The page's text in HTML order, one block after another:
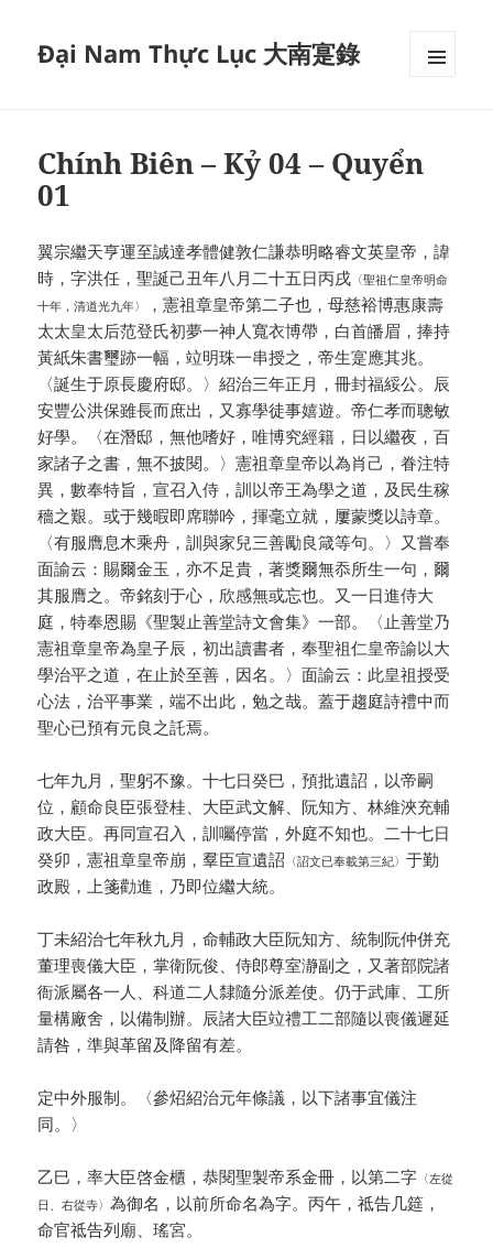
Đại Nam Thực Lục 大南寔錄
Chính Biên – Kỷ 04 – Quyển
01
翼宗繼天亨運至誠達孝體健敦仁謙恭明略睿文英皇帝，諱
時，字洪任，聖誕己丑年八月二十五日丙戌 〈聖祖仁皇帝明命
十年，清道光九年〉
，憲祖章皇帝第二子也，母慈裕博惠康壽
太太皇太后范登氏初夢一神人寬衣博帶，白首皤眉，捧持
黃紙朱書璽跡一幅，竝明珠一串授之，帝生寔應其兆。
〈誕生于原長慶府邸。〉紹治三年正月，冊封福綏公。辰
安豐公洪保雖長而庶出，又寡學徒事嬉遊。帝仁孝而聰敏
好學。〈在潛邸，無他嗜好，唯博究經籍，日以繼夜，百
家諸子之書，無不披閱。〉憲祖章皇帝以為肖己，眷注特
異，數奉特旨，宣召入侍，訓以帝王為學之道，及民生稼
穡之艱。或于幾暇即席聯吟，揮毫立就，屢蒙獎以詩章。
〈有服膺息木乘舟，訓與家兒三善勵良箴等句。〉又嘗奉
面諭云：賜爾金玉，亦不足貴，著獎爾無忝所生一句，爾
其服膺之。帝銘刻于心，欣感無或忘也。又一日進侍大
庭，特奉恩賜《聖製止善堂詩文會集》一部。〈止善堂乃
憲祖章皇帝為皇子辰，初出讀書者，奉聖祖仁皇帝諭以大
學治平之道，在止於至善，因名。〉面諭云：此皇祖授受
心法，治平事業，端不出此，勉之哉。蓋于趨庭詩禮中而
聖心已預有元良之託焉。
七年九月，聖躬不豫。十七日癸巳，預批遺詔，以帝嗣
位，顧命良臣張登桂、大臣武文解、阮知方、林維浹充輔
政大臣。再同宣召入，訓囑停當，外庭不知也。二十七日
癸卯，憲祖章皇帝崩，羣臣宣遺詔 〈詔文已奉載第三紀〉于勤
政殿，上箋勸進，乃即位繼大統。
丁未紹治七年秋九月，命輔政大臣阮知方、統制阮仲併充
董理喪儀大臣，掌衛阮俊、侍郎尊室瀞副之，又著部院諸
衙派屬各一人、科道二人隸隨分派差使。仍于武庫、工所
量構廠舍，以備制辦。辰諸大臣竝禮工二部隨以喪儀遲延
請咎，準與革留及降留有差。
定中外服制。〈參炤紹治元年條議，以下諸事宜儀注
同。〉
乙巳，率大臣啓金櫃，恭閱聖製帝系金冊，以第二字 〈左從
日、右從寺〉為御名，以前所命名為字。丙午，祗告几筵，
命官祗告列廟、瑤宮。